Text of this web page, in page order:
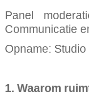
Panel
Communicatie
Opname:
1. Waarom